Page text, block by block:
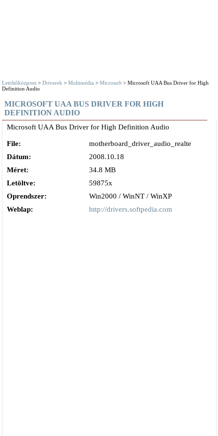
Letöltőközpont >Driverek >Multimédia >Microsoft > Microsoft UAA Bus Driver for High
Definition Audio
MICROSOFT UAA BUS DRIVER FOR HIGH
DEFINITION AUDIO
Microsoft UAA Bus Driver for High Definition Audio
File:
Dátum:
2008.10.18
Méret:
34.8 MB
Letöltve:
59875x
Oprendszer:
Win2000 / WinNT / WinXP
Weblap:
http://drivers.softpedia.com